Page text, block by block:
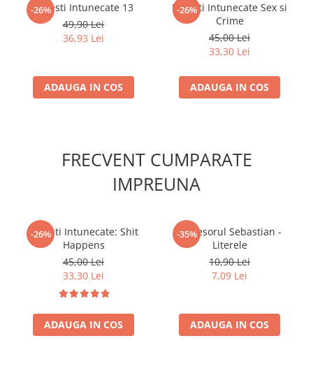
Collectibles
KPop Demon Hunters
Book Nooks
Yu Gi Oh
Pokemon TCG
Accesorii TCG
Digimon Card Game
Cardfight!! Vanguard
-26%
Povesti Intunecate 13
49,90 Lei
36,93 Lei
ADAUGA IN COS
-26%
Povesti Intunecate Sex si
Crime
45,00 Lei
33,30 Lei
ADAUGA IN COS
FRECVENT CUMPARATE
IMPREUNA
-26%
Povesti Intunecate: Shit
Happens
45,00 Lei
33,30 Lei
ADAUGA IN COS
-35%
Profesorul Sebastian -
Literele
10,90 Lei
7,09 Lei
ADAUGA IN COS